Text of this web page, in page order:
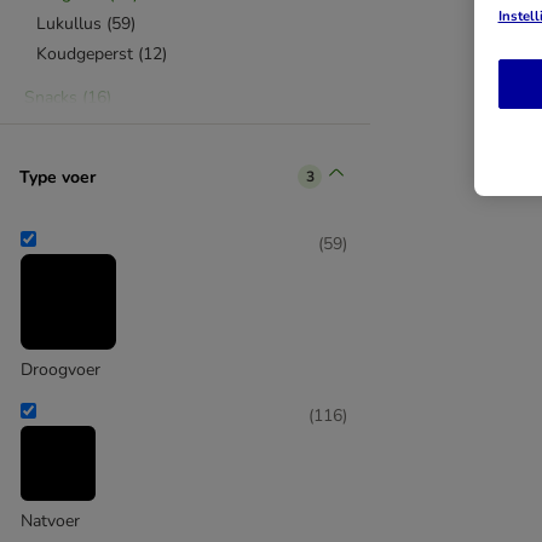
Lukullus (59)
Koudgeperst (12)
Snacks (16)
Type voer 3
Droogvoer
(59)
Natvoer
(116)